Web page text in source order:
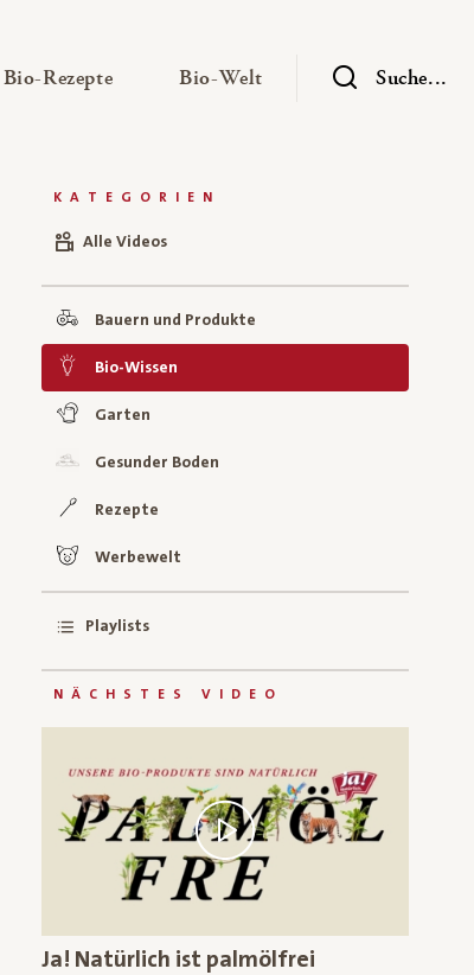
ausklappen
Bio-Rezepte— Untermenü ausklappen
Bio-Welt — UntermenüSuche...
KATEGORIEN
Alle Videos
Bauern und Produkte
Bio-Wissen
Garten
Gesunder Boden
Rezepte
Werbewelt
Playlists
NÄCHSTES VIDEO
Ja! Natürlich ist palmölfrei